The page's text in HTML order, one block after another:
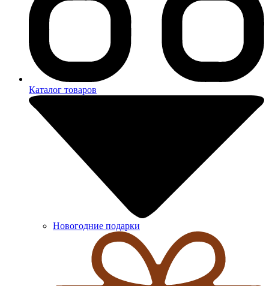
Каталог товаров
Новогодние подарки